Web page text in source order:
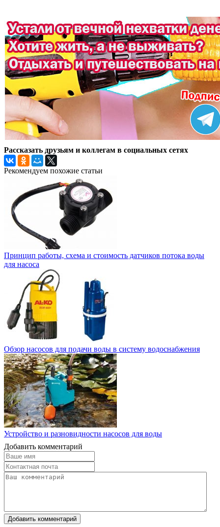
Рассказать друзьям и коллегам в социальных сетях
Рекомендуем похожие статьи
Принцип работы, схема и стоимость датчиков потока воды
для насоса
Обзор насосов для подачи воды в систему водоснабжения
Устройство и разновидности насосов для воды
Добавить комментарий